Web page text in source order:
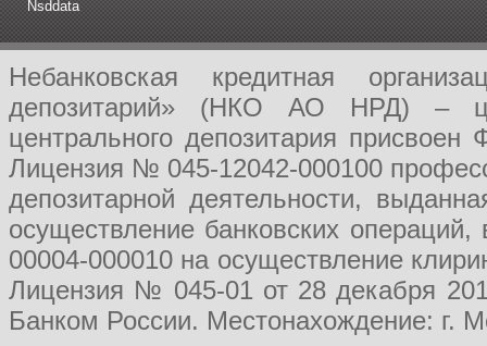
Nsddata
Небанковская кредитная
депозитарий» (НКО АО НРД) –
центрального депозитария
Лицензия № 045-12042-000100
депозитарной деятельности,
осуществление банковских
00004-000010 на осуществление
Лицензия № 045-01 от 28 декабря
Банком России. Местонахождение: г.